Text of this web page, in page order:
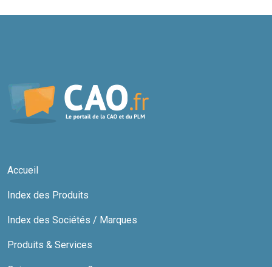
Accueil
Index des Produits
Index des Sociétés / Marques
Produits & Services